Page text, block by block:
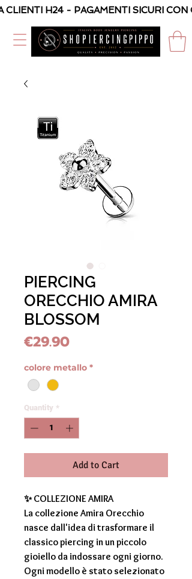
H24 - PAGAMENTI SICURI
PIERCING
ORECCHIO AMIRA
BLOSSOM
€29.90Price
colore metallo *
Quantity *
Add to Cart
✨COLLEZIONE AMIRA
La collezione Amira Orecchio
nasce dall'idea di trasformare il
classico piercing in un piccolo
gioiello da indossare ogni giorno.
Ogni modello è stato selezionato